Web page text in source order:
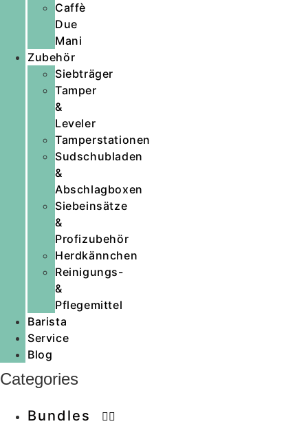
Caffè
Due
Mani
Zubehör
Siebträger
Tamper
&
Leveler
Tamperstationen
Sudschubladen
&
Abschlagboxen
Siebeinsätze
&
Profizubehör
Herdkännchen
Reinigungs-
&
Pflegemittel
Barista
Service
Blog
Categories
Bundles